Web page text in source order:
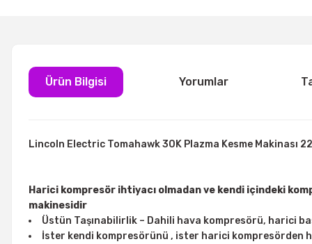
Ürün Bilgisi Yorumlar
Lincoln Electric Tomahawk 30K Plazma Kesme Makinası
Harici kompresör ihtiyacı olmadan ve kendi içindeki
makinesidir
Üstün Taşınabilirlik – Dahili hava kompresörü, harici
İster kendi kompresörünü , ister harici kompresörden